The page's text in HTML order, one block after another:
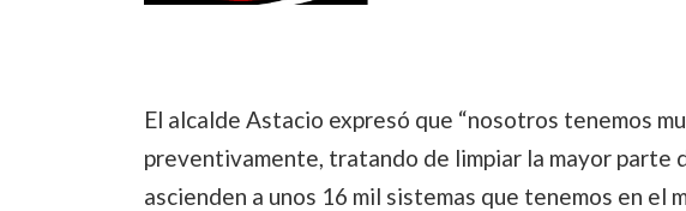
El alcalde Astacio expresó que “nosotros tenemos
preventivamente, tratando de limpiar la mayor parte
ascienden a unos 16 mil sistemas que tenemos en el